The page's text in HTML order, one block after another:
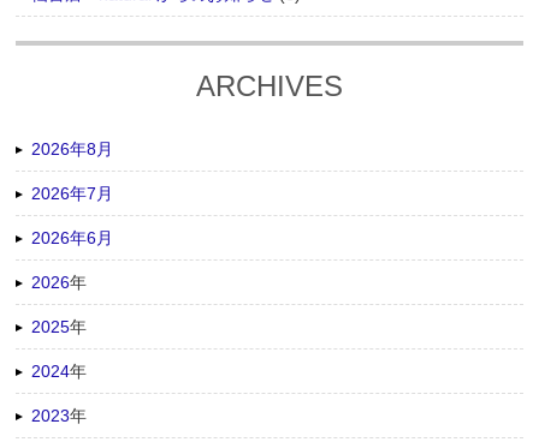
ARCHIVES
2026年8月
2026年7月
2026年6月
2026年
2025年
2024年
2023年